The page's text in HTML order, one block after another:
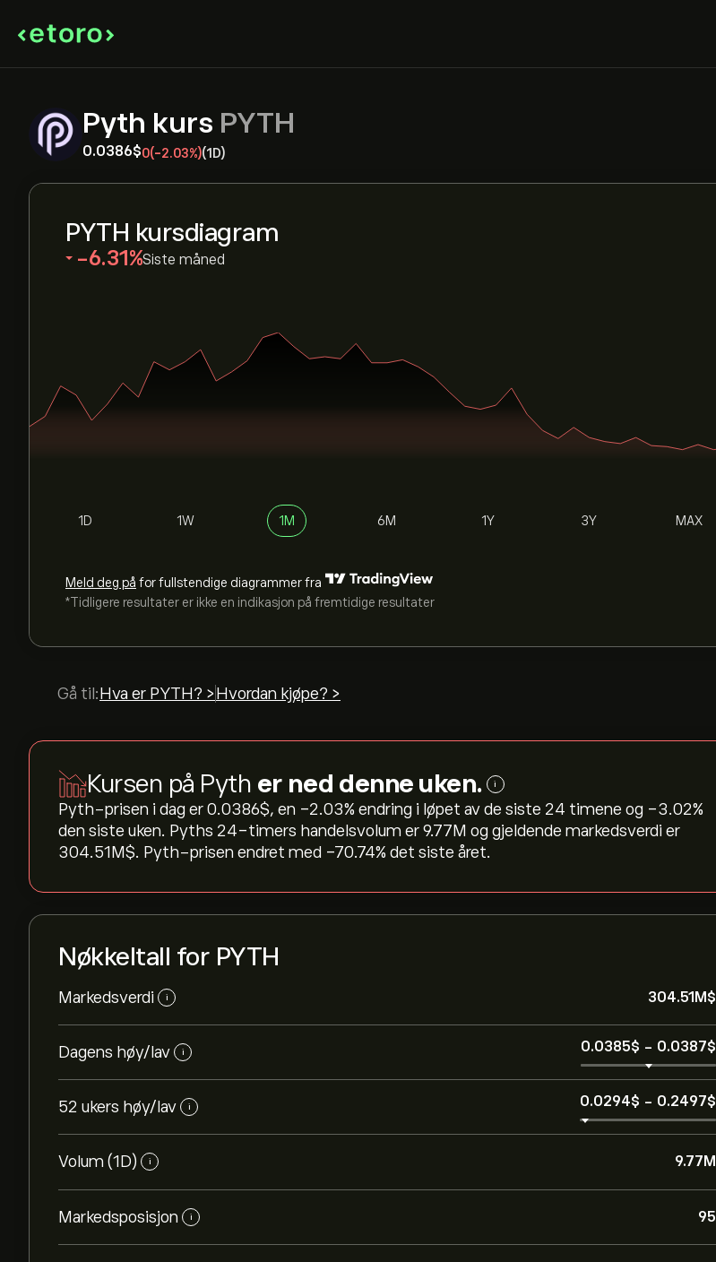
Pyth kurs PYTH
0.0386‎$‎0(-2.03%)(1D)
PYTH kursdiagram
‎-6.31‎ Siste måned
1D 1W 1M 6M 1Y 3Y MAX
Meld deg på for fullstendige diagrammer fra
*Tidligere resultater er ikke en indikasjon på fremtidige resultater
Gå til: Hva er PYTH? > Hvordan kjøpe? >
Kursen på Pyth er ned denne uken. i
Pyth-prisen i dag er 0.0386‎$‎, en ‎-2.03‎% endring i løpet av de siste 24 timene og ‎-3.02‎%
den siste uken. Pyths 24-timers handelsvolum er 9.77M og gjeldende markedsverdi er
304.51M‎$‎. Pyth-prisen endret med ‎-70.74‎% det siste året.
Nøkkeltall for PYTH
Markedsverdi i 304.51M‎$‎
Dagens høy/lav i 0.0385‎$‎ - 0.0387‎$‎
52 ukers høy/lav i 0.0294‎$‎ - 0.2497‎$‎
Volum (1D) i 9.77M
Markedsposisjon i 95